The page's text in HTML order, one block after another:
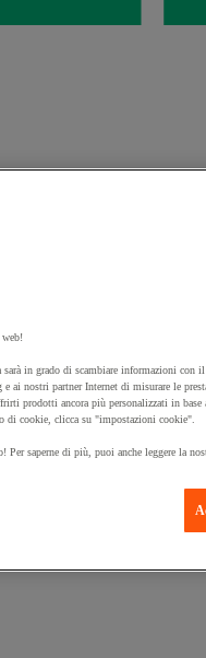
Expert
Prodotti in
in grado di scambiare informazioni con
ai nostri partner Internet di misurare le
prodotti ancora più personalizzati in base
di cookie, clicca su "impostazioni cookie".
saperne di più, puoi anche leggere la